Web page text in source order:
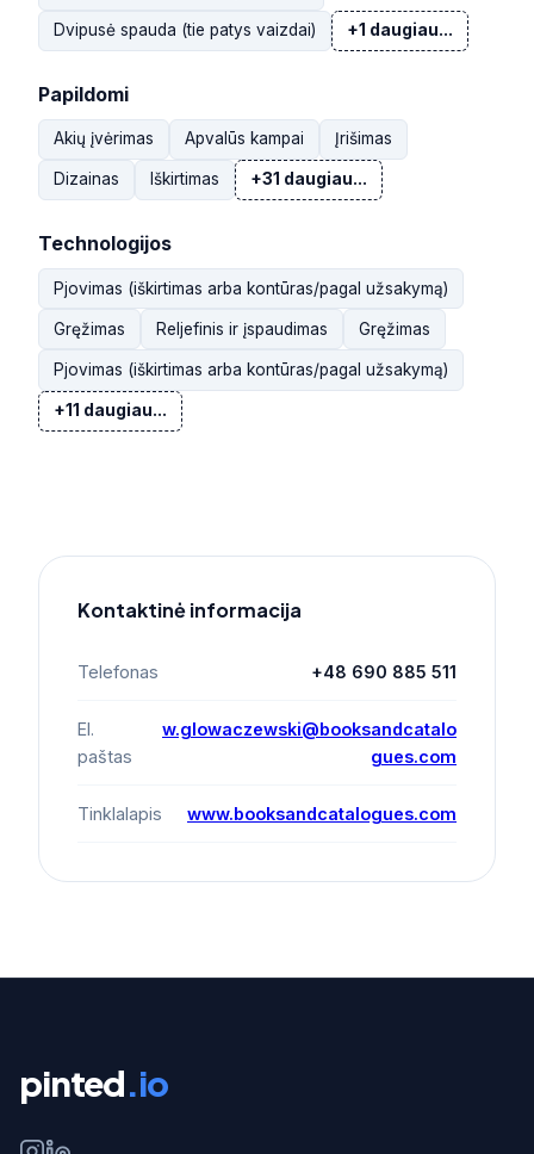
Dvipusė spauda (tie patys vaizdai) +1 daugiau...
Papildomi
Akių įvėrimas Apvalūs kampai Įrišimas
Dizainas Iškirtimas +31 daugiau...
Technologijos
Pjovimas (iškirtimas arba kontūras/pagal užsakymą)
Gręžimas Reljefinis ir įspaudimas Gręžimas
Pjovimas (iškirtimas arba kontūras/pagal užsakymą)
+11 daugiau...
Kontaktinė informacija
Telefonas +48 690 885 511
El.
paštas
w.glowaczewski@booksandcatalo
gues.com
Tinklalapis www.booksandcatalogues.com
pinted.io